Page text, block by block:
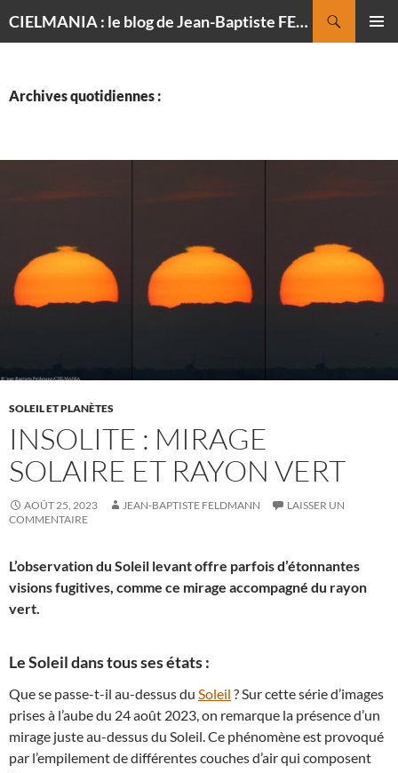
CIELMANIA : le blog de Jean-Baptiste FELDMANN, photographe du ciel
Archives quotidiennes :
SOLEIL ET PLANÈTES
INSOLITE : MIRAGE
SOLAIRE ET RAYON VERT
AOÛT 25, 2023 JEAN-BAPTISTE FELDMANN
LAISSER UN
COMMENTAIRE
L’observation du Soleil levant offre parfois d’étonnantes
visions fugitives, comme ce mirage accompagné du rayon
vert.
Le Soleil dans tous ses états :
Que se passe-t-il au-dessus du Soleil ? Sur cette série d’images
prises à l’aube du 24 août 2023, on remarque la présence d’un
mirage juste au-dessus du Soleil. Ce phénomène est provoqué
par l’empilement de différentes couches d’air qui composent